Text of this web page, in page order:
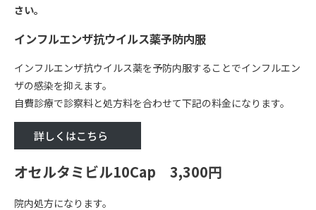
さい。
インフルエンザ抗ウイルス薬予防内服
インフルエンザ抗ウイルス薬を予防内服することでインフルエン
ザの感染を抑えます。
自費診療で診察料と処方料を合わせて下記の料金になります。
詳しくはこちら
オセルタミビル10Cap 3,300円
院内処方になります。